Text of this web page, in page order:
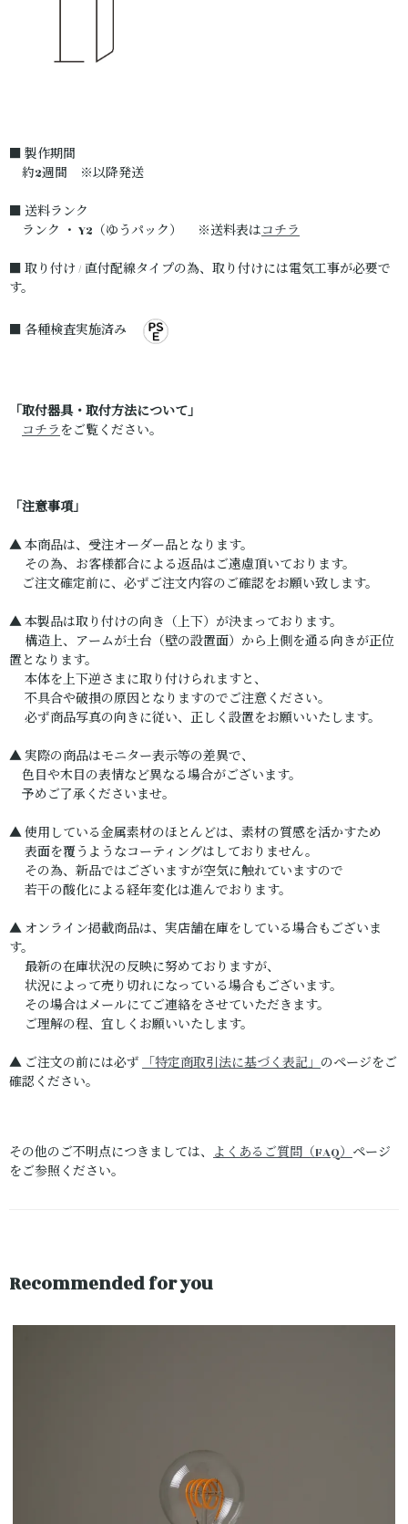
■ 製作期間
約2週間 ※以降発送
■ 送料ランク
ランク ・ Y2（ゆうパック） ※送料表はコチラ
■ 取り付け / 直付配線タイプの為、取り付けには電気工事が必要で
す。
■ 各種検査実施済み
「取付器具・取付方法について」
コチラをご覧ください。
「注意事項」
▲ 本商品は、受注オーダー品となります。
その為、お客様都合による返品はご遠慮頂いております。
ご注文確定前に、必ずご注文内容のご確認をお願い致します。
▲ 本製品は取り付けの向き（上下）が決まっております。
構造上、アームが土台（壁の設置面）から上側を通る向きが正位
置となります。
本体を上下逆さまに取り付けられますと、
不具合や破損の原因となりますのでご注意ください。
必ず商品写真の向きに従い、正しく設置をお願いいたします。
▲ 実際の商品はモニター表示等の差異で、
色目や木目の表情など異なる場合がございます。
予めご了承くださいませ。
▲ 使用している金属素材のほとんどは、素材の質感を活かすため
表面を覆うようなコーティングはしておりません。
その為、新品ではございますが空気に触れていますので
若干の酸化による経年変化は進んでおります。
▲ オンライン掲載商品は、実店舗在庫をしている場合もございま
す。
最新の在庫状況の反映に努めておりますが、
状況によって売り切れになっている場合もございます。
その場合はメールにてご連絡をさせていただきます。
ご理解の程、宜しくお願いいたします。
▲ ご注文の前には必ず 「特定商取引法に基づく表記」のページをご
確認ください。
その他のご不明点につきましては、 よくあるご質問（FAQ）ページ
をご参照ください。
Recommended for you